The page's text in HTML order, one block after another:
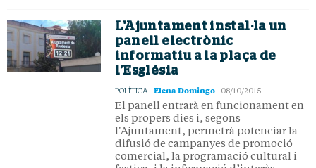
L'Ajuntament instal·la un
panell electrònic
informatiu a la plaça de
l’Església
POLÍTICA Elena Domingo 08/10/2015
El panell entrarà en funcionament en
els propers dies i, segons
l'Ajuntament, permetrà potenciar la
difusió de campanyes de promoció
comercial, la programació cultural i